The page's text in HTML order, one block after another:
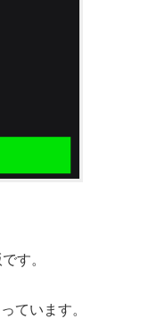
す。
ています。